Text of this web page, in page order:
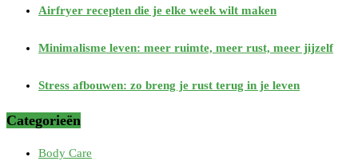
Airfryer recepten die je elke week wilt maken
Minimalisme leven: meer ruimte, meer rust, meer jijzelf
Stress afbouwen: zo breng je rust terug in je leven
Categorieën
Body Care